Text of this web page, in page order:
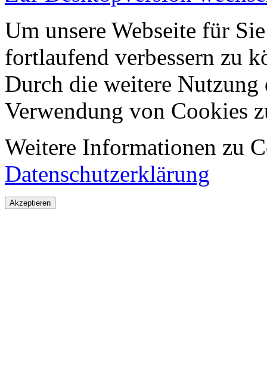
Um unsere Webseite für
fortlaufend verbessern zu
Durch die weitere Nutzung
Verwendung von Cookies
Weitere Informationen zu
Datenschutzerklärung
Akzeptieren